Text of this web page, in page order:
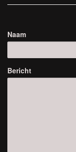
Naam
Bericht